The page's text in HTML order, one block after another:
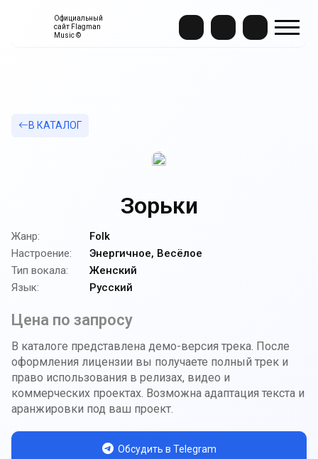
Официальный
сайт Flagman
Music ©
В КАТАЛОГ
Зорьки
Жанр:
Folk
Настроение:
Энергичное, Весёлое
Тип вокала:
Женский
Язык:
Русский
Цена по запросу
В каталоге представлена демо-версия трека. После
оформления лицензии вы получаете полный трек и
право использования в релизах, видео и
коммерческих проектах. Возможна адаптация текста и
аранжировки под ваш проект.
Обсудить в Telegram